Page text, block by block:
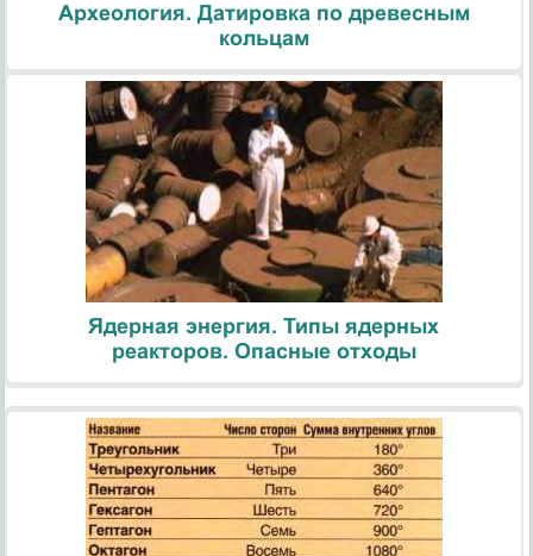
Археология. Датировка по древесным
кольцам
Ядерная энергия. Типы ядерных
реакторов. Опасные отходы